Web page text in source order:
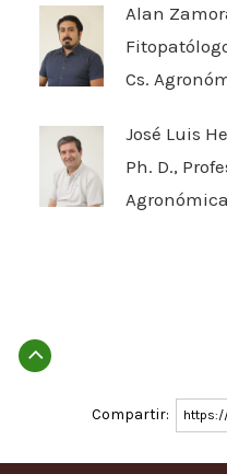
Alan
Cs.
José Luis
Ph. D.,
Subir
Compartir: